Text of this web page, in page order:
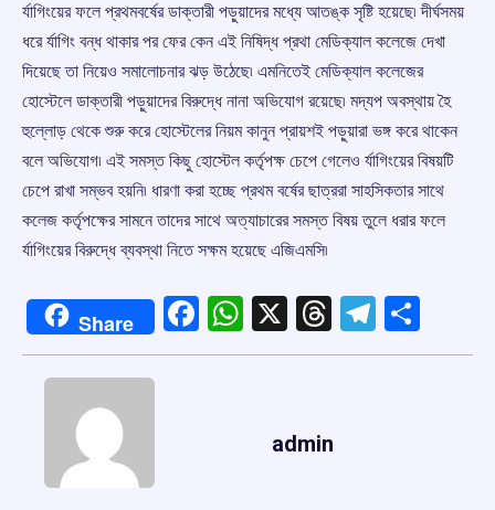
র্যাগিংয়ের ফলে প্রথমবর্ষের ডাক্তারী পড়ুয়াদের মধ্যে আতঙ্ক সৃষ্টি হয়েছে৷ দীর্ঘসময়
ধরে র্যাগিং বন্ধ থাকার পর ফের কেন এই নিষিদ্ধ প্রথা মেডিক্যাল কলেজে দেখা
দিয়েছে তা নিয়েও সমালোচনার ঝড় উঠেছে৷ এমনিতেই মেডিক্যাল কলেজের
হোস্টেলে ডাক্তারী পড়ুয়াদের বিরুদ্ধে নানা অভিযোগ রয়েছে৷ মদ্যপ অবস্থায় হৈ
হুল্লোড় থেকে শুরু করে হোস্টেলের নিয়ম কানুন প্রায়শই পড়ুয়ারা ভঙ্গ করে থাকেন
বলে অভিযোগ৷ এই সমস্ত কিছু হোস্টেল কর্তৃপক্ষ চেপে গেলেও র্যাগিংয়ের বিষয়টি
চেপে রাখা সম্ভব হয়নি৷ ধারণা করা হচ্ছে প্রথম বর্ষের ছাত্ররা সাহসিকতার সাথে
কলেজ কর্তৃপক্ষের সামনে তাদের সাথে অত্যাচারের সমস্ত বিষয় তুলে ধরার ফলে
র্যাগিংয়ের বিরুদ্ধে ব্যবস্থা নিতে সক্ষম হয়েছে এজিএমসি৷
Share Facebook
WhatsApp
X Threads
admin